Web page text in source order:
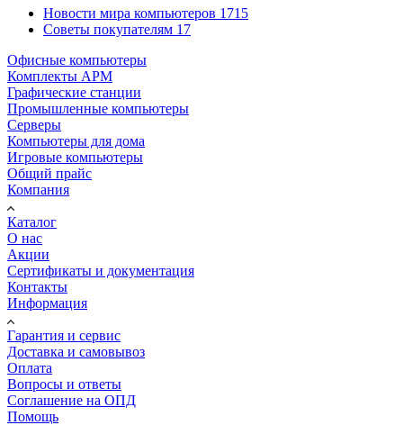
Новости мира компьютеров 1715
Советы покупателям 17
Офисные компьютеры
Комплекты АРМ
Графические станции
Промышленные компьютеры
Серверы
Компьютеры для дома
Игровые компьютеры
Общий прайс
Компания
Каталог
О нас
Акции
Сертификаты и документация
Контакты
Информация
Гарантия и сервис
Доставка и самовывоз
Оплата
Вопросы и ответы
Соглашение на ОПД
Помощь